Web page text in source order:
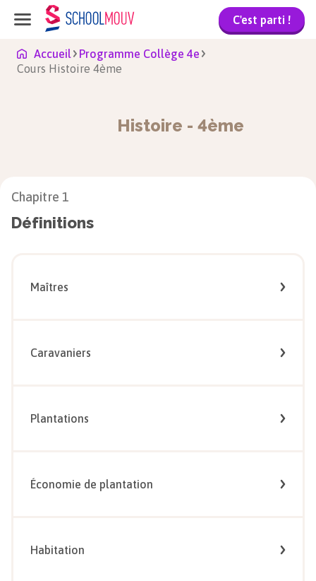
C'est parti !
Accueil
Programme Collège 4e
Cours Histoire 4ème
Histoire - 4ème
Chapitre 1
Définitions
Maîtres
Caravaniers
Plantations
Économie de plantation
Habitation